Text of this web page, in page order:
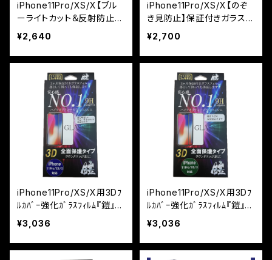
iPhone11Pro/XS/X【ブル
ーライトカット＆反射防止】
（マット）保証付きガラスフィ
ルム『鎧』全面フルカバー
¥2,640
iPhone11Pro/XS/X【のぞ
き見防止】保証付きガラスフ
ィルム『鎧』全面フルカバー
¥2,700
iPhone11Pro/XS/X用3Dﾌ
ﾙｶﾊﾞｰ強化ｶﾞﾗｽﾌｨﾙﾑ『鎧』
ﾌﾞﾙｰﾗｲﾄｶｯﾄ ﾌﾞﾗｯｸ
¥3,036
iPhone11Pro/XS/X用3Dﾌ
ﾙｶﾊﾞｰ強化ｶﾞﾗｽﾌｨﾙﾑ『鎧』
反射防止 ﾌﾞﾗｯｸ
¥3,036